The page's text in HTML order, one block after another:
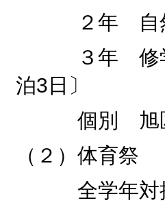
２年 自然
３年 修学
泊3日〕
個別 旭区
（２）体育祭
全学年対抗